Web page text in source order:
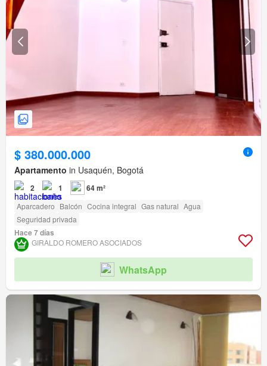
$ 380.000.000
Apartamento in Usaquén, Bogotá
2 1 64 m²
Aparcadero Balcón Cocina integral Gas natural Agua
Seguridad privada
Hace 7 días
GIRALDO ROMERO ASOCIADOS
WhatsApp